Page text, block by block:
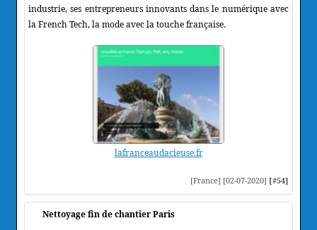
industrie, ses entrepreneurs innovants dans le numérique avec
la French Tech, la mode avec la touche française.
lafranceaudacieuse.fr
[France] [02-07-2020] [#54]
Nettoyage fin de chantier Paris